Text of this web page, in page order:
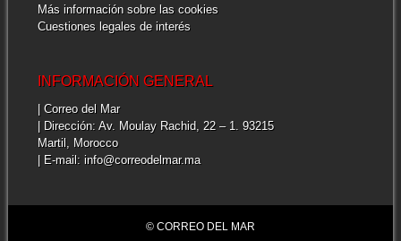
Más información sobre las cookies
Cuestiones legales de interés
INFORMACIÓN GENERAL
| Correo del Mar
| Dirección: Av. Moulay Rachid, 22 – 1. 93215
Martil, Morocco
| E-mail: info@correodelmar.ma
© CORREO DEL MAR